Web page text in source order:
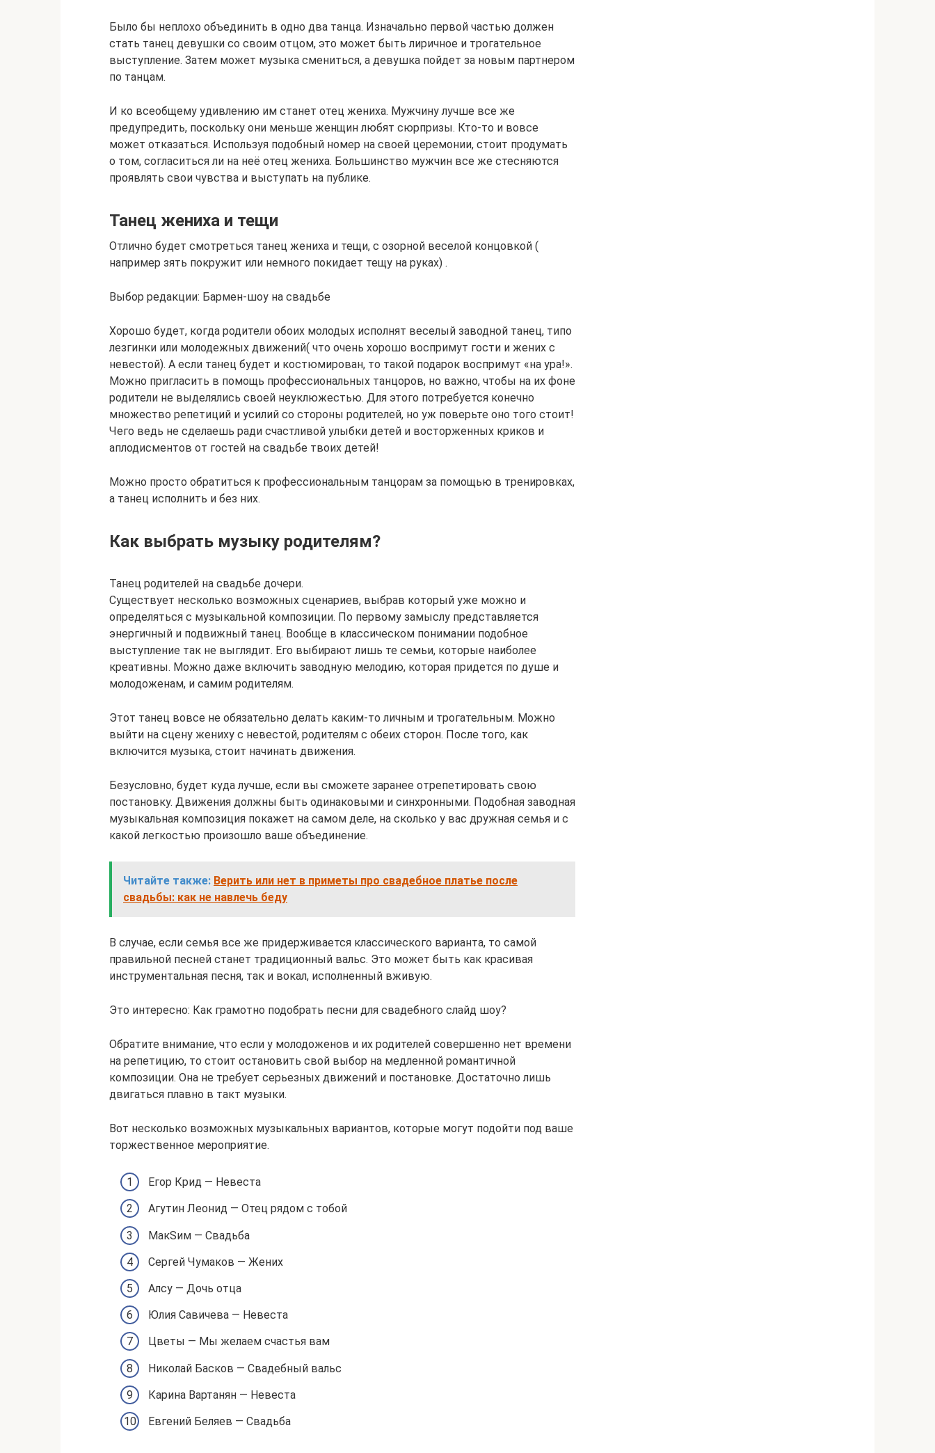
Было бы неплохо объединить в одно два танца. Изначально первой частью должен
стать танец девушки со своим отцом, это может быть лиричное и трогательное
выступление. Затем может музыка смениться, а девушка пойдет за новым партнером
по танцам.
И ко всеобщему удивлению им станет отец жениха. Мужчину лучше все же
предупредить, поскольку они меньше женщин любят сюрпризы. Кто-то и вовсе
может отказаться. Используя подобный номер на своей церемонии, стоит продумать
о том, согласиться ли на неё отец жениха. Большинство мужчин все же стесняются
проявлять свои чувства и выступать на публике.
Танец жениха и тещи
Отлично будет смотреться танец жениха и тещи, с озорной веселой концовкой (
например зять покружит или немного покидает тещу на руках) .
Выбор редакции: Бармен-шоу на свадьбе
Хорошо будет, когда родители обоих молодых исполнят веселый заводной танец, типо
лезгинки или молодежных движений( что очень хорошо воспримут гости и жених с
невестой). А если танец будет и костюмирован, то такой подарок воспримут «на ура!».
Можно пригласить в помощь профессиональных танцоров, но важно, чтобы на их фоне
родители не выделялись своей неуклюжестью. Для этого потребуется конечно
множество репетиций и усилий со стороны родителей, но уж поверьте оно того стоит!
Чего ведь не сделаешь ради счастливой улыбки детей и восторженных криков и
аплодисментов от гостей на свадьбе твоих детей!
Можно просто обратиться к профессиональным танцорам за помощью в тренировках,
а танец исполнить и без них.
Как выбрать музыку родителям?
Танец родителей на свадьбе дочери.
Существует несколько возможных сценариев, выбрав который уже можно и
определяться с музыкальной композиции. По первому замыслу представляется
энергичный и подвижный танец. Вообще в классическом понимании подобное
выступление так не выглядит. Его выбирают лишь те семьи, которые наиболее
креативны. Можно даже включить заводную мелодию, которая придется по душе и
молодоженам, и самим родителям.
Этот танец вовсе не обязательно делать каким-то личным и трогательным. Можно
выйти на сцену жениху с невестой, родителям с обеих сторон. После того, как
включится музыка, стоит начинать движения.
Безусловно, будет куда лучше, если вы сможете заранее отрепетировать свою
постановку. Движения должны быть одинаковыми и синхронными. Подобная заводная
музыкальная композиция покажет на самом деле, на сколько у вас дружная семья и с
какой легкостью произошло ваше объединение.
Читайте также: Верить или нет в приметы про свадебное платье после
свадьбы: как не навлечь беду
В случае, если семья все же придерживается классического варианта, то самой
правильной песней станет традиционный вальс. Это может быть как красивая
инструментальная песня, так и вокал, исполненный вживую.
Это интересно: Как грамотно подобрать песни для свадебного слайд шоу?
Обратите внимание, что если у молодоженов и их родителей совершенно нет времени
на репетицию, то стоит остановить свой выбор на медленной романтичной
композиции. Она не требует серьезных движений и постановке. Достаточно лишь
двигаться плавно в такт музыки.
Вот несколько возможных музыкальных вариантов, которые могут подойти под ваше
торжественное мероприятие.
Егор Крид — Невеста
Агутин Леонид — Отец рядом с тобой
МакSим — Свадьба
Сергей Чумаков — Жених
Алсу — Дочь отца
Юлия Савичева — Невеста
Цветы — Мы желаем счастья вам
Николай Басков — Свадебный вальс
Карина Вартанян — Невеста
Евгений Беляев — Свадьба